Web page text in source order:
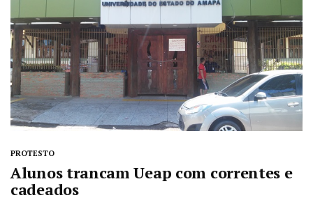
PROTESTO
Alunos trancam Ueap com correntes e
cadeados